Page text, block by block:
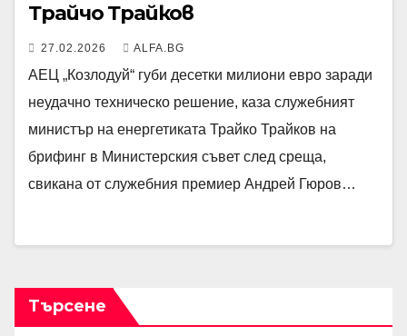
Трайчо Трайков
27.02.2026 ALFA.BG
АЕЦ „Козлодуй“ губи десетки милиони евро заради
неудачно техническо решение, каза служебният
министър на енергетиката Трайко Трайков на
брифинг в Министерския съвет след среща,
свикана от служебния премиер Андрей Гюров…
Търсене